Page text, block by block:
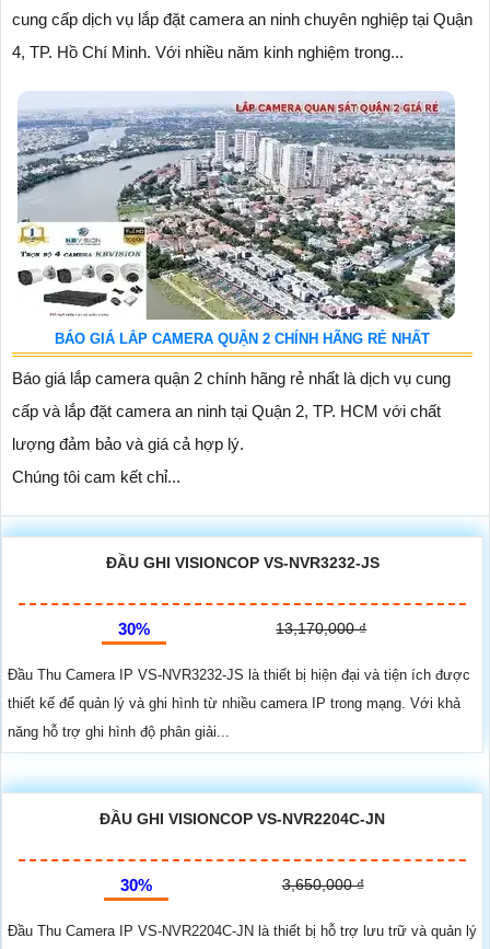
cung cấp dịch vụ lắp đặt camera an ninh chuyên nghiệp tại Quận
4, TP. Hồ Chí Minh. Với nhiều năm kinh nghiệm trong...
BÁO GIÁ LẮP CAMERA QUẬN 2 CHÍNH HÃNG RẺ NHẤT
Báo giá lắp camera quận 2 chính hãng rẻ nhất là dịch vụ cung
cấp và lắp đặt camera an ninh tại Quận 2, TP. HCM với chất
lượng đảm bảo và giá cả hợp lý.
Chúng tôi cam kết chỉ...
ĐẦU GHI VISIONCOP VS-NVR3232-JS
30% 13,170,000 ₫
Đầu Thu Camera IP VS-NVR3232-JS là thiết bị hiện đại và tiện ích được
thiết kế để quản lý và ghi hình từ nhiều camera IP trong mạng. Với khả
năng hỗ trợ ghi hình độ phân giải...
ĐẦU GHI VISIONCOP VS-NVR2204C-JN
30% 3,650,000 ₫
Đầu Thu Camera IP VS-NVR2204C-JN là thiết bị hỗ trợ lưu trữ và quản lý